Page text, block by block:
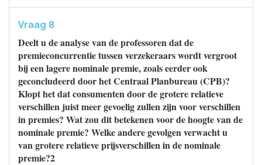
Vraag 8
Deelt u de analyse van de professoren dat de
premieconcurrentie tussen verzekeraars wordt vergroot
bij een lagere nominale premie, zoals eerder ook
geconcludeerd door het Centraal Planbureau (CPB)?
Klopt het dat consumenten door de grotere relatieve
verschillen juist meer gevoelig zullen zijn voor verschillen
in premies? Wat zou dit betekenen voor de hoogte van de
nominale premie? Welke andere gevolgen verwacht u
van grotere relatieve prijsverschillen in de nominale
premie?2